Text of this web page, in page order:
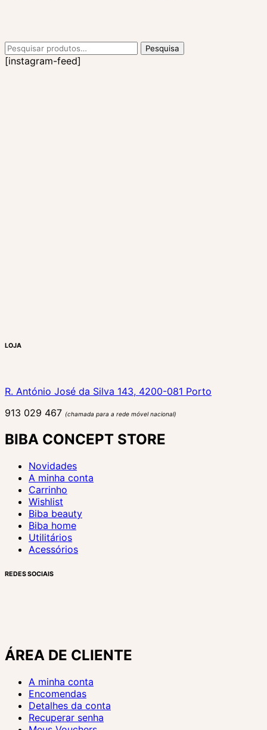
Pesquisar
por:
Pesquisa
[instagram-feed]
LOJA
R. António José da Silva 143, 4200-081 Porto
913 029 467 (chamada para a rede móvel nacional)
BIBA CONCEPT STORE
Novidades
A minha conta
Carrinho
Wishlist
Biba beauty
Biba home
Utilitários
Acessórios
REDES SOCIAIS
ÁREA DE CLIENTE
A minha conta
Encomendas
Detalhes da conta
Recuperar senha